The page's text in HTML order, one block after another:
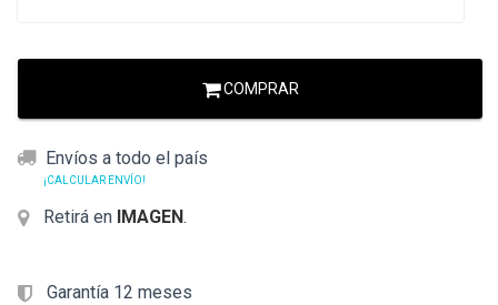
COMPRAR
Envíos a todo el país
¡CALCULAR ENVÍO!
Retirá en IMAGEN.
Garantía 12 meses